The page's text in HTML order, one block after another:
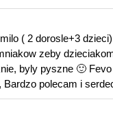
( 2 dorosle+3
zeby
byly pyszne 🙂
polecam i